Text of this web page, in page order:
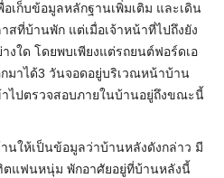
เก็บข้อมูลหลักฐานเพิ่มเติม และเดิน
ที่บ้านพัก แต่เมื่อเจ้าหน้าที่ไปถึงยัง
ใด โดยพบเพียงแต่รถยนต์ฟอร์ดเอ
กมาได้3 วันจอดอยู่บริเวณหน้าบ้าน
าไปตรวจสอบภายในบ้านอยู่ถึงขณะนี้
นให้เป็นข้อมูลว่าบ้านหลังดังกล่าว มี
แฟนหนุ่ม พักอาศัยอยู่ที่บ้านหลังนี้